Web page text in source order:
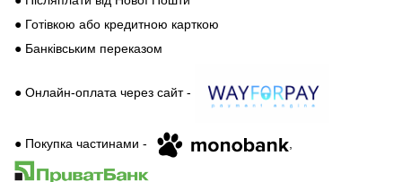
● Готівкою або кредитною карткою
● Банківським переказом
● Онлайн-оплата через сайт -
● Покупка частинами - ,